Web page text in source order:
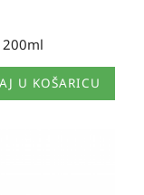
200ml
U KOŠARICU